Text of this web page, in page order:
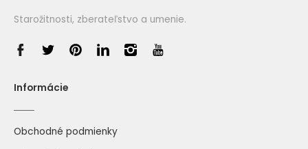
Starožitnosti, zberateľstvo a umenie.
Informácie
Obchodné podmienky